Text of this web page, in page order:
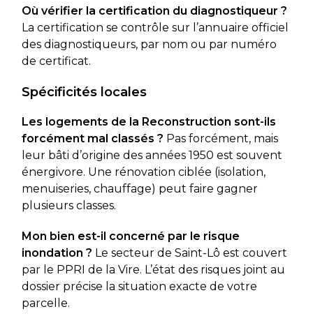
Où vérifier la certification du diagnostiqueur ?
La certification se contrôle sur l’annuaire officiel
des diagnostiqueurs, par nom ou par numéro
de certificat.
Spécificités locales
Les logements de la Reconstruction sont-ils
forcément mal classés ? Pas forcément, mais
leur bâti d’origine des années 1950 est souvent
énergivore. Une rénovation ciblée (isolation,
menuiseries, chauffage) peut faire gagner
plusieurs classes.
Mon bien est-il concerné par le risque
inondation ? Le secteur de Saint-Lô est couvert
par le PPRI de la Vire. L’état des risques joint au
dossier précise la situation exacte de votre
parcelle.